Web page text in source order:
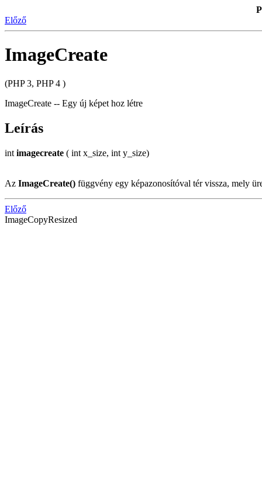
Előző
ImageCreate
(PHP 3, PHP 4 )
ImageCreate -- Egy új képet hoz létre
Leírás
int imagecreate ( int x_size, int y_size)
Az ImageCreate() függvény egy képazonosítóval tér vissza, mely
Előző
ImageCopyResized